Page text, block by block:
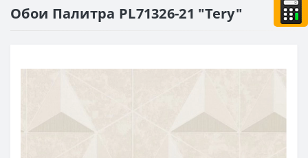
Обои Палитра PL71326-21 "Tery"